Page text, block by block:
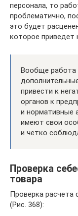
персонала, то
проблематично,
это будет
которое приведет
Вообще работа
привести к
органов к
и нормативные
имеют свои
и четко
Проверка
товара
Проверка расчета
(Рис. 368):